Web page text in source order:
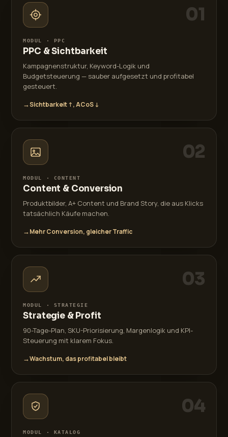
01
MODUL · PPC
PPC & Sichtbarkeit
Kampagnenstruktur, Keyword-Logik und
Budgetsteuerung — sauber aufgesetzt und profitabel
gesteuert.
→Sichtbarkeit ↑, ACoS ↓
02
MODUL · CONTENT
Content & Conversion
Produktbilder, A+ Content und Brand Story, die aus Klicks
tatsächlich Käufe machen.
→Mehr Conversion, gleicher Traffic
03
MODUL · STRATEGIE
Strategie & Profit
90-Tage-Plan, SKU-Priorisierung, Margenlogik und KPI-
Steuerung mit klarem Fokus.
→Wachstum, das profitabel bleibt
04
MODUL · KATALOG